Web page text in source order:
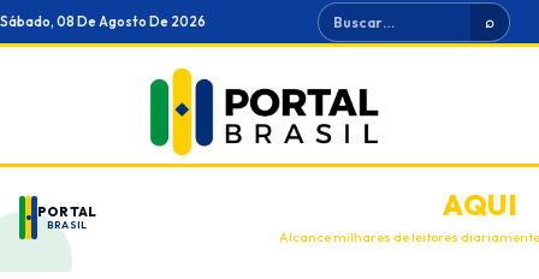
Ir
para
Sábado, 08 De Agosto De 2026 Buscar ⌕
PORTAL
BRASIL
ANUNCIEAQUI
Alcance milhares de leitores diariamente